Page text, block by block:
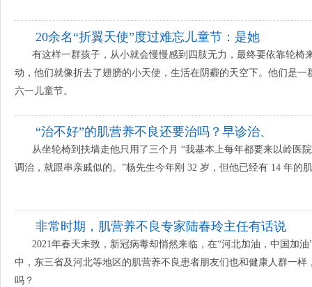
20余名“折翼天使”度过难忘儿童节：是她
有这样一群孩子，从小就会慢慢感到四肢无力，最终要依靠轮椅
动，他们就像折去了翅膀的小天使，生活在阴霾的天空下。他们是
六一儿童节。
“治不好”的肌营养不良还要治吗？早诊治、
从坐轮椅到扶墙走他只用了三个月 “我基本上每年都要来以岭医
调治，就跟串亲戚似的。”杨先生今年刚 32 岁，但他已经有 14 年的
非常时期，肌营养不良专家陆春玲主任有话说
2021年春天未致，新冠病毒却悄然来临，在“河北加油，中国加油
中，东三省及河北等地区的肌营养不良患者朋友们也和健康人群一
吗？